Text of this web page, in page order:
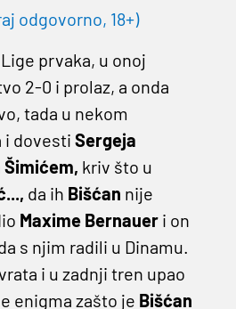
odgovorno, 18+)
prvaka, u onoj
2-0 i prolaz, a onda
tada u nekom
i dovesti Sergeja
Šimićem, kriv što u
da ih Bišćan nije
Maxime Bernaueri on
s njim radili u Dinamu.
i u zadnji tren upao
enigma zašto je Bišćan